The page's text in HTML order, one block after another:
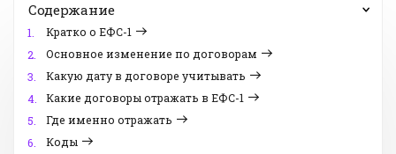
Содержание
1.
Кратко о ЕФС-1
2.
Основное изменение по договорам
3.
Какую дату в договоре учитывать
4.
Какие договоры отражать в ЕФС-1
5.
Где именно отражать
6.
Коды